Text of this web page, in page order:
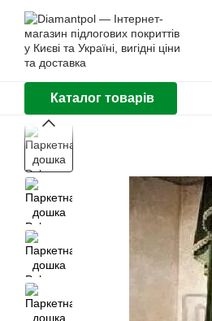
Перейти до основного контенту
Каталог товарів